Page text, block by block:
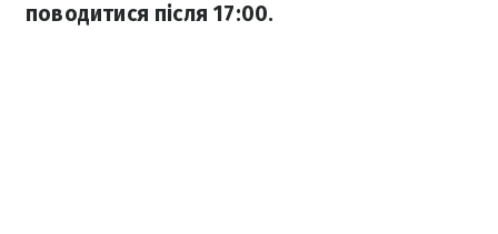
поводитися після 17:00.